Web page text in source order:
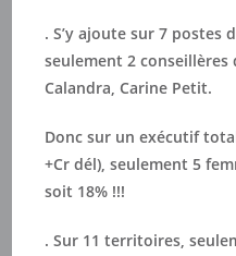
. S’y ajoute sur 7 postes
seulement 2 conseillères
Calandra, Carine Petit.
Donc sur un exécutif
+Cr dél), seulement 5
soit 18% !!!
. Sur 11 territoires,